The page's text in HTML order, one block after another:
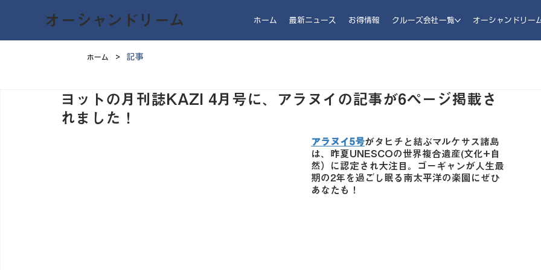
オーシャンドリーム ホーム 最新ニュース お得情報 クルーズ会社一覧 オーシャンドリー
ホーム > 記事
ヨットの月刊誌KAZI 4月号に、アラヌイの記事が6ページ掲載さ
れました！
アラヌイ5号がタヒチと結ぶマルケサス諸島
は、昨夏UNESCOの世界複合遺産(文化+自
然）に認定され大注目。ゴーギャンが人生最
期の2年を過ごし眠る南太平洋の楽園にぜひ
あなたも！